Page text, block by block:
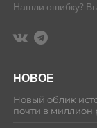
Нашли ошибку?
НОВОЕ
Новый облик
почти в миллион